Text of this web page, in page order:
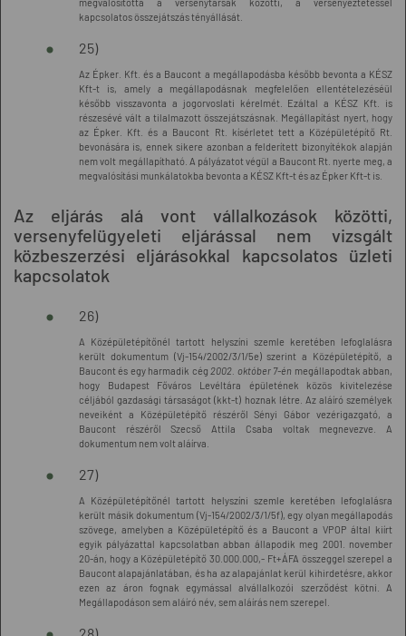
megvalósította a versenytársak közötti, a versenyeztetéssel
kapcsolatos összejátszás tényállását.
25)
Az Épker. Kft. és a Baucont a megállapodásba később bevonta a KÉSZ
Kft-t is, amely a megállapodásnak megfelelően ellentételezéséül
később visszavonta a jogorvoslati kérelmét. Ezáltal a KÉSZ Kft. is
részesévé vált a tilalmazott összejátszásnak. Megállapítást nyert, hogy
az Épker. Kft. és a Baucont Rt. kísérletet tett a Középületépítő Rt.
bevonására is, ennek sikere azonban a felderített bizonyítékok alapján
nem volt megállapítható. A pályázatot végül a Baucont Rt. nyerte meg, a
megvalósítási munkálatokba bevonta a KÉSZ Kft-t és az Épker Kft-t is.
Az eljárás alá vont vállalkozások közötti,
versenyfelügyeleti eljárással nem vizsgált
közbeszerzési eljárásokkal kapcsolatos üzleti
kapcsolatok
26)
A Középületépítőnél tartott helyszíni szemle keretében lefoglalásra
került dokumentum (Vj-154/2002/3/1/5e) szerint a Középületépítő, a
Baucont és egy harmadik cég 2002. október 7-én megállapodtak abban,
hogy Budapest Főváros Levéltára épületének közös kivitelezése
céljából gazdasági társaságot (kkt-t) hoznak létre. Az aláíró személyek
neveiként a Középületépítő részéről Sényi Gábor vezérigazgató, a
Baucont részéről Szecső Attila Csaba voltak megnevezve. A
dokumentum nem volt aláírva.
27)
A Középületépítőnél tartott helyszíni szemle keretében lefoglalásra
került másik dokumentum (Vj-154/2002/3/1/5f), egy olyan megállapodás
szövege, amelyben a Középületépítő és a Baucont a VPOP által kiírt
egyik pályázattal kapcsolatban abban állapodik meg 2001. november
20-án, hogy a Középületépítő 30.000.000,- Ft+ÁFA összeggel szerepel a
Baucont alapajánlatában, és ha az alapajánlat kerül kihirdetésre, akkor
ezen az áron fognak egymással alvállalkozói szerződést kötni. A
Megállapodáson sem aláíró név, sem aláírás nem szerepel.